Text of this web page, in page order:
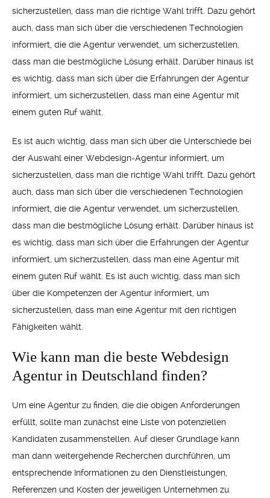
sicherzustellen, dass man die richtige Wahl trifft. Dazu gehört
auch, dass man sich über die verschiedenen Technologien
informiert, die die Agentur verwendet, um sicherzustellen,
dass man die bestmögliche Lösung erhält. Darüber hinaus ist
es wichtig, dass man sich über die Erfahrungen der Agentur
informiert, um sicherzustellen, dass man eine Agentur mit
einem guten Ruf wählt.
Es ist auch wichtig, dass man sich über die Unterschiede bei
der Auswahl einer Webdesign-Agentur informiert, um
sicherzustellen, dass man die richtige Wahl trifft. Dazu gehört
auch, dass man sich über die verschiedenen Technologien
informiert, die die Agentur verwendet, um sicherzustellen,
dass man die bestmögliche Lösung erhält. Darüber hinaus ist
es wichtig, dass man sich über die Erfahrungen der Agentur
informiert, um sicherzustellen, dass man eine Agentur mit
einem guten Ruf wählt. Es ist auch wichtig, dass man sich
über die Kompetenzen der Agentur informiert, um
sicherzustellen, dass man eine Agentur mit den richtigen
Fähigkeiten wählt.
Wie kann man die beste Webdesign
Agentur in Deutschland finden?
Um eine Agentur zu finden, die die obigen Anforderungen
erfüllt, sollte man zunächst eine Liste von potenziellen
Kandidaten zusammenstellen. Auf dieser Grundlage kann
man dann weitergehende Recherchen durchführen, um
entsprechende Informationen zu den Dienstleistungen,
Referenzen und Kosten der jeweiligen Unternehmen zu